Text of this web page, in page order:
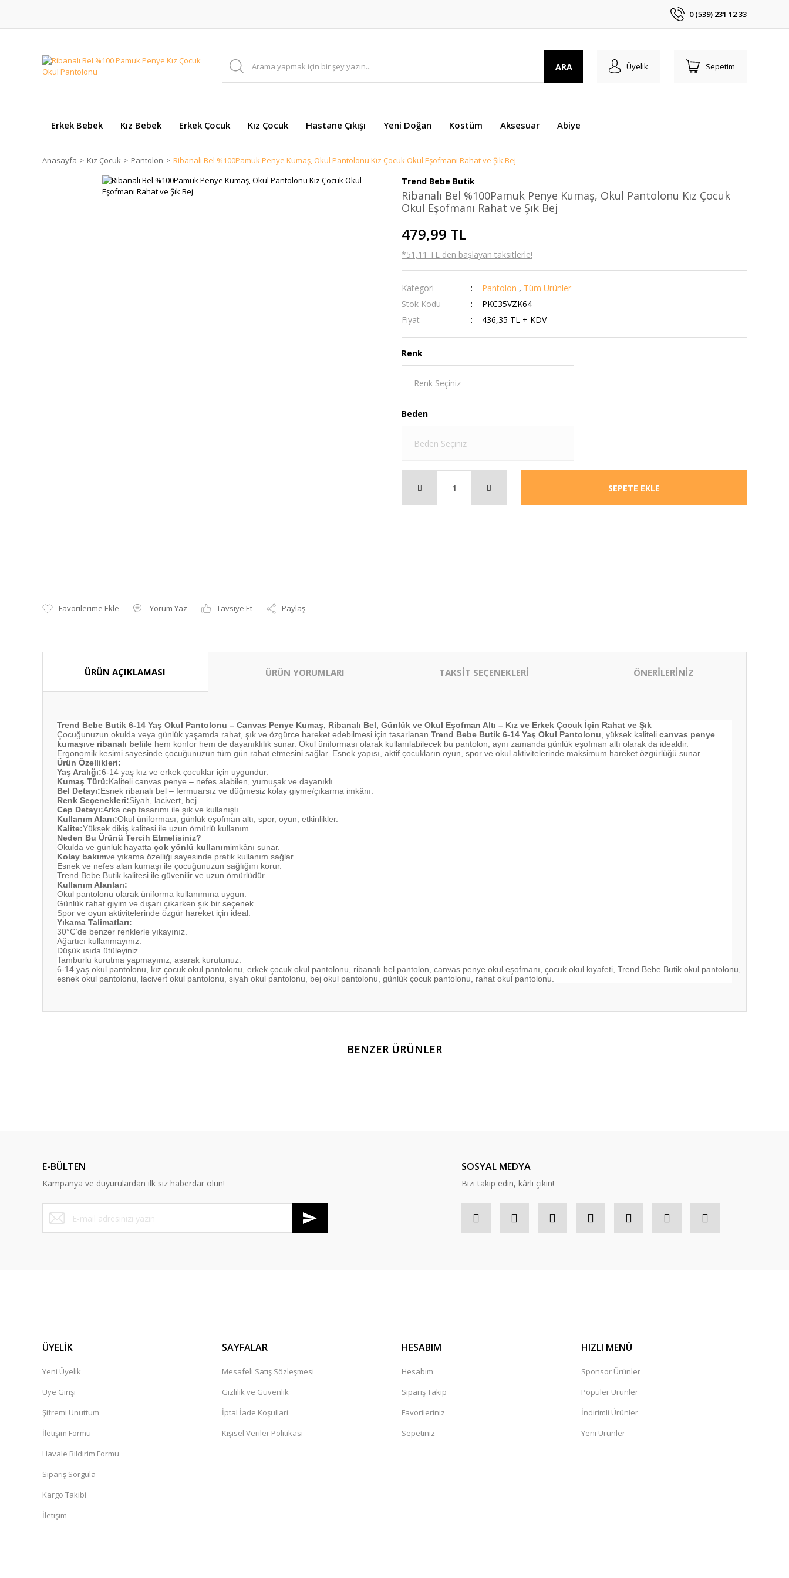
0 (539) 231 12 33
ARA Üyelik Sepetim
Erkek Bebek Kız Bebek Erkek Çocuk Kız Çocuk Hastane Çıkışı Yeni Doğan Kostüm Aksesuar Abiye
Anasayfa Kız Çocuk Pantolon Ribanalı Bel %100Pamuk Penye Kumaş, Okul Pantolonu Kız Çocuk Okul Eşofmanı Rahat ve Şık Bej
Yorum Yaz Tavsiye Et Paylaş
Trend Bebe Butik
Ribanalı Bel %100Pamuk Penye Kumaş, Okul Pantolonu Kız Çocuk
Okul Eşofmanı Rahat ve Şık Bej
479,99 TL
*51,11 TL den başlayan taksitlerle!
Kategori Pantolon , Tüm Ürünler
Stok Kodu
PKC35VZK64
Fiyat
436,35 TL + KDV
Renk
Beden
SEPETE EKLE
ÜRÜN AÇIKLAMASI ÜRÜN YORUMLARI TAKSİT SEÇENEKLERİ ÖNERİLERİNİZ
Trend Bebe Butik 6-14 Yaş Okul Pantolonu – Canvas Penye Kumaş, Ribanalı Bel, Günlük ve Okul Eşofman Altı – Kız ve Erkek Çocuk İçin Rahat ve Şık
Çocuğunuzun okulda veya günlük yaşamda rahat, şık ve özgürce hareket edebilmesi için tasarlanan Trend Bebe Butik 6-14 Yaş Okul Pantolonu , yüksek kaliteli canvas penye
kumaşıve ribanalı beliile hem konfor hem de dayanıklılık sunar. Okul üniforması olarak kullanılabilecek bu pantolon, aynı zamanda günlük eşofman altı olarak da idealdir.
Ergonomik kesimi sayesinde çocuğunuzun tüm gün rahat etmesini sağlar. Esnek yapısı, aktif çocukların oyun, spor ve okul aktivitelerinde maksimum hareket özgürlüğü sunar.
Ürün Özellikleri:
Yaş Aralığı:6-14 yaş kız ve erkek çocuklar için uygundur.
Kumaş Türü:Kaliteli canvas penye – nefes alabilen, yumuşak ve dayanıklı.
Bel Detayı:Esnek ribanalı bel – fermuarsız ve düğmesiz kolay giyme/çıkarma imkânı.
Renk Seçenekleri:Siyah, lacivert, bej.
Cep Detayı:Arka cep tasarımı ile şık ve kullanışlı.
Kullanım Alanı:Okul üniforması, günlük eşofman altı, spor, oyun, etkinlikler.
Kalite:Yüksek dikiş kalitesi ile uzun ömürlü kullanım.
Neden Bu Ürünü Tercih Etmelisiniz?
Okulda ve günlük hayatta çok yönlü kullanımimkânı sunar.
Kolay bakımve yıkama özelliği sayesinde pratik kullanım sağlar.
Esnek ve nefes alan kumaşı ile çocuğunuzun sağlığını korur.
Trend Bebe Butik kalitesi ile güvenilir ve uzun ömürlüdür.
Kullanım Alanları:
Okul pantolonu olarak üniforma kullanımına uygun.
Günlük rahat giyim ve dışarı çıkarken şık bir seçenek.
Spor ve oyun aktivitelerinde özgür hareket için ideal.
Yıkama Talimatları:
30°C’de benzer renklerle yıkayınız.
Ağartıcı kullanmayınız.
Düşük ısıda ütüleyiniz.
Tamburlu kurutma yapmayınız, asarak kurutunuz.
6-14 yaş okul pantolonu, kız çocuk okul pantolonu, erkek çocuk okul pantolonu, ribanalı bel pantolon, canvas penye okul eşofmanı, çocuk okul kıyafeti, Trend Bebe Butik okul pantolonu,
esnek okul pantolonu, lacivert okul pantolonu, siyah okul pantolonu, bej okul pantolonu, günlük çocuk pantolonu, rahat okul pantolonu.
Bu ürüne ilk yorumu siz yapın!
BENZER ÜRÜNLER
E-BÜLTEN
Kampanya ve duyurulardan ilk siz haberdar olun!
SOSYAL MEDYA
Bizi takip edin, kârlı çıkın!
ÜYELİK
Yeni Üyelik
Üye Girişi
Şifremi Unuttum
İletişim Formu
Havale Bildirim Formu
Sipariş Sorgula
Kargo Takibi
İletişim
SAYFALAR
Mesafeli Satış Sözleşmesi
Gizlilik ve Güvenlik
İptal İade Koşullari
Kişisel Veriler Politikası
HESABIM
Hesabım
Sipariş Takip
Favorileriniz
Sepetiniz
HIZLI MENÜ
Sponsor Ürünler
Popüler Ürünler
İndirimli Ürünler
Yeni Ürünler